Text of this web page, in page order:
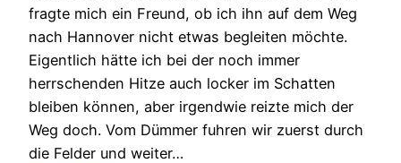
fragte mich ein Freund, ob ich ihn auf dem Weg
nach Hannover nicht etwas begleiten möchte.
Eigentlich hätte ich bei der noch immer
herrschenden Hitze auch locker im Schatten
bleiben können, aber irgendwie reizte mich der
Weg doch. Vom Dümmer fuhren wir zuerst durch
die Felder und weiter…